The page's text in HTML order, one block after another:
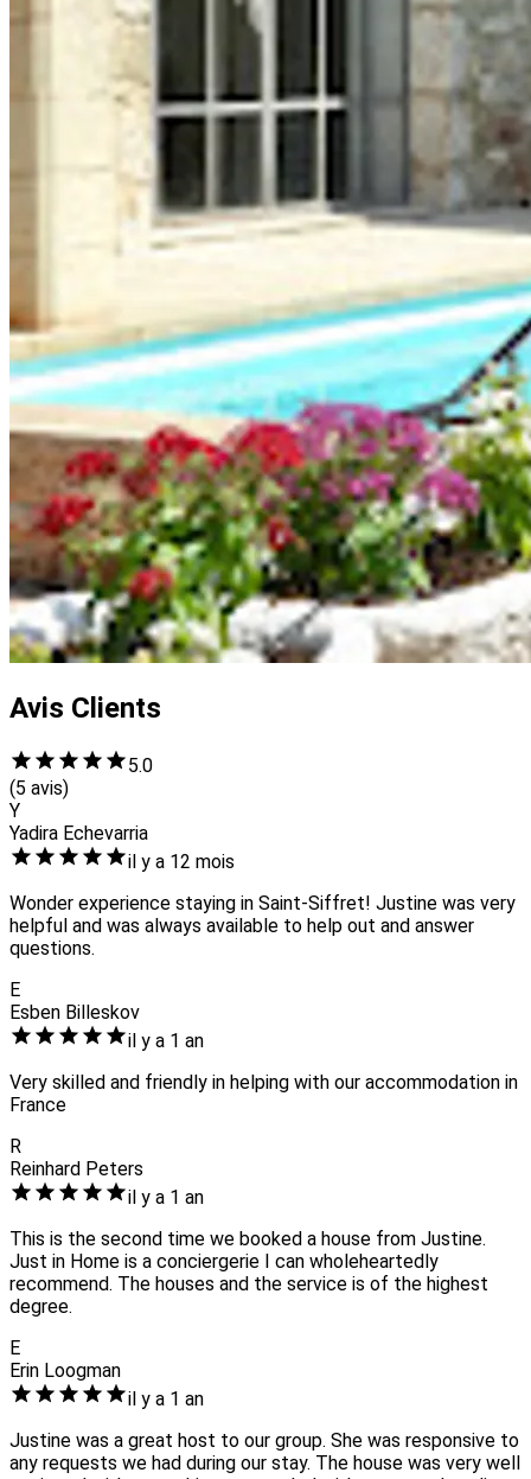
Avis Clients
5.0
(5 avis)
Y
Yadira Echevarria
il y a 12 mois
Wonder experience staying in Saint-Siffret! Justine was very
helpful and was always available to help out and answer
questions.
E
Esben Billeskov
il y a 1 an
Very skilled and friendly in helping with our accommodation in
France
R
Reinhard Peters
il y a 1 an
This is the second time we booked a house from Justine.
Just in Home is a conciergerie I can wholeheartedly
recommend. The houses and the service is of the highest
degree.
E
Erin Loogman
il y a 1 an
Justine was a great host to our group. She was responsive to
any requests we had during our stay. The house was very well